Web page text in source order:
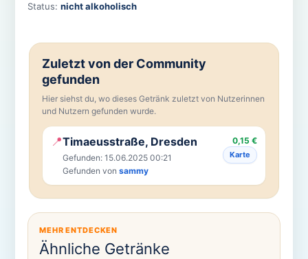
Status: nicht alkoholisch
Zuletzt von der Community
gefunden
Hier siehst du, wo dieses Getränk zuletzt von Nutzerinnen
und Nutzern gefunden wurde.
📍Timaeusstraße, Dresden
Gefunden: 15.06.2025 00:21
Gefunden von sammy
0,15 €
Karte
MEHR ENTDECKEN
Ähnliche Getränke